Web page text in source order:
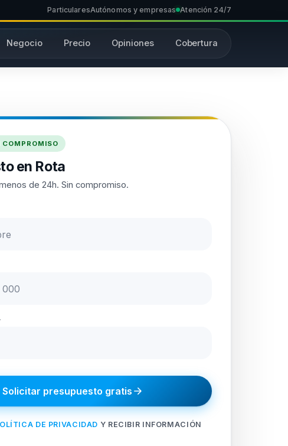
ParticularesAutónomos y empresas Atención 24/7
Negocio Precio Opiniones Cobertura
en Rota
de 24h. Sin compromiso.
Solicitar presupuesto gratis
DE PRIVACIDAD Y RECIBIR INFORMACIÓN